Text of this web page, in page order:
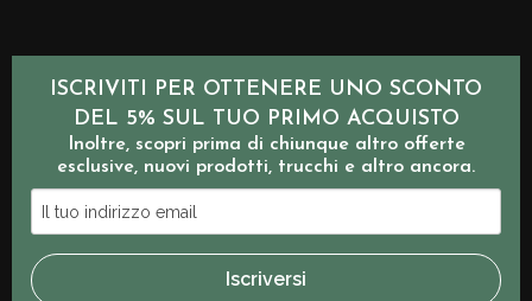
ISCRIVITI PER OTTENERE UNO SCONTO
DEL 5% SUL TUO PRIMO ACQUISTO
Inoltre, scopri prima di chiunque altro offerte
esclusive, nuovi prodotti, trucchi e altro ancora.
tuo
indirizzo
email
Iscriversi